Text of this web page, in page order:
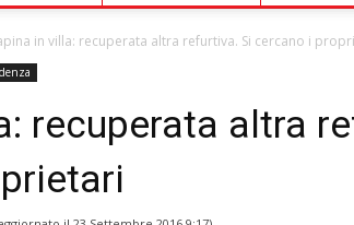
in villa: recuperata altra refurtiva. Si cercano i
recuperata altra